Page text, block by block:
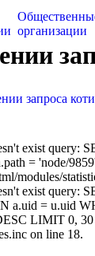
организации
запроса
exist
= 'node/
modules/
exist query:
a.uid = u.uid
LIMIT 0,
on line 18.